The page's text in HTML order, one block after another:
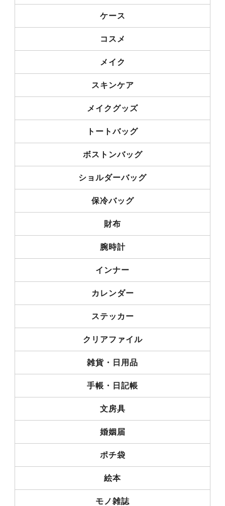
ケース
コスメ
メイク
スキンケア
メイクグッズ
トートバッグ
ボストンバッグ
ショルダーバッグ
保冷バッグ
財布
腕時計
インナー
カレンダー
ステッカー
クリアファイル
雑貨・日用品
手帳・日記帳
文房具
婚姻届
ポチ袋
絵本
モノ雑誌